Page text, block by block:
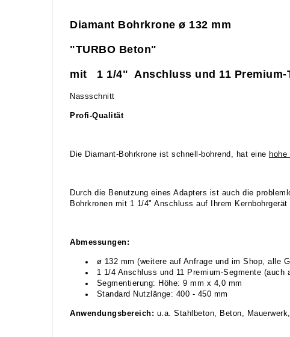
Diamant Bohrkrone ø 132 mm
"TURBO Beton"
mit 1 1/4" Anschluss und 11 Premium-
Nassschnitt
Profi-Qualität
Die Diamant-Bohrkrone ist schnell-bohrend, hat eine
Durch die Benutzung eines Adapters ist auch die
Bohrkronen mit 1 1/4" Anschluss auf Ihrem Kernbohrgerät
Abmessungen:
ø 132 mm (weitere auf Anfrage und im Shop, alle
1 1/4 Anschluss und 11 Premium-Segmente
Segmentierung: Höhe: 9 mm x 4,0 mm
Standard Nutzlänge: 400 - 450 mm
Anwendungsbereich: u.a. Stahlbeton, Beton,